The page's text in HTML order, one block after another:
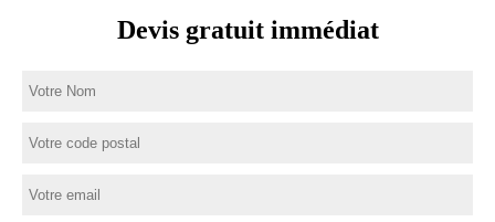
Devis gratuit immédiat